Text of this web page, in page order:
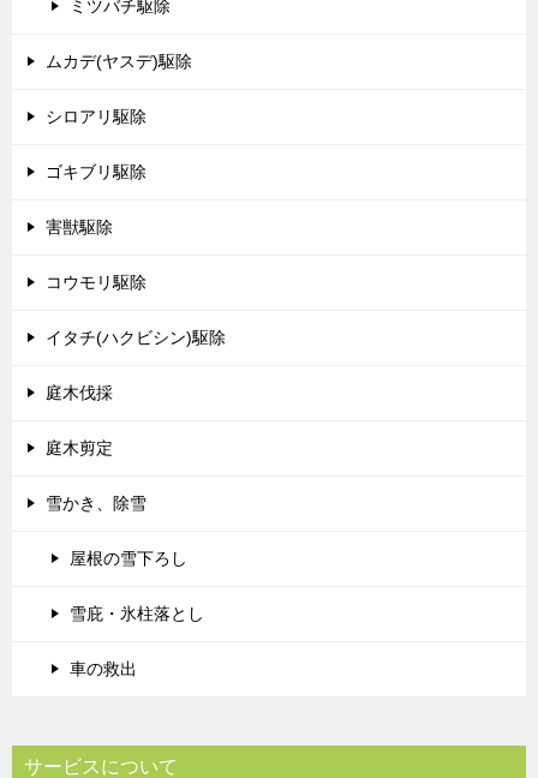
ミツバチ駆除
ムカデ(ヤスデ)駆除
シロアリ駆除
ゴキブリ駆除
害獣駆除
コウモリ駆除
イタチ(ハクビシン)駆除
庭木伐採
庭木剪定
雪かき、除雪
屋根の雪下ろし
雪庇・氷柱落とし
車の救出
サービスについて